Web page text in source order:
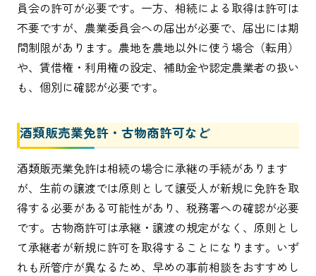
員会の許可が必要です。一方、相続による取得は許可は
不要ですが、農業委員会への届出が必要で、届出には期
間制限があります。農地を農地以外に使う場合（転用）
や、賃借権・利用権の設定、補助金や認定農業者の扱い
も、個別に確認が必要です。
酒類販売業免許・古物商許可など
酒類販売業免許は相続の場合に承継の手続があります
が、生前の譲渡では原則として譲受人が新規に免許を取
得する必要がある可能性があり、税務署への確認が必要
です。古物商許可は承継・譲渡の規定がなく、原則とし
て承継者が新規に許可を取得することになります。いず
れも所管庁が異なるため、早めの事前相談をおすすめし